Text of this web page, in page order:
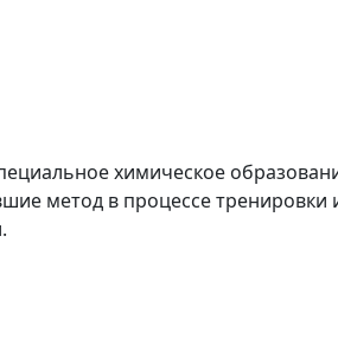
химическое
метод в процессе тренировки